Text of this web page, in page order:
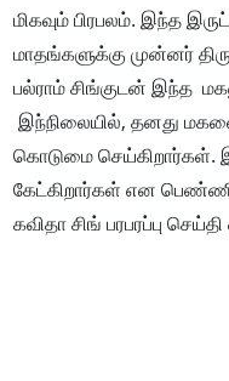
மிகவும் பிரபலம். இந்த
மாதங்களுக்கு முன்னர்
பல்ராம் சிங்குடன் இந்த
இந்நிலையில், தனது
கொடுமை
கேட்கிறார்கள் என
கவிதா சிங் பரபரப்பு